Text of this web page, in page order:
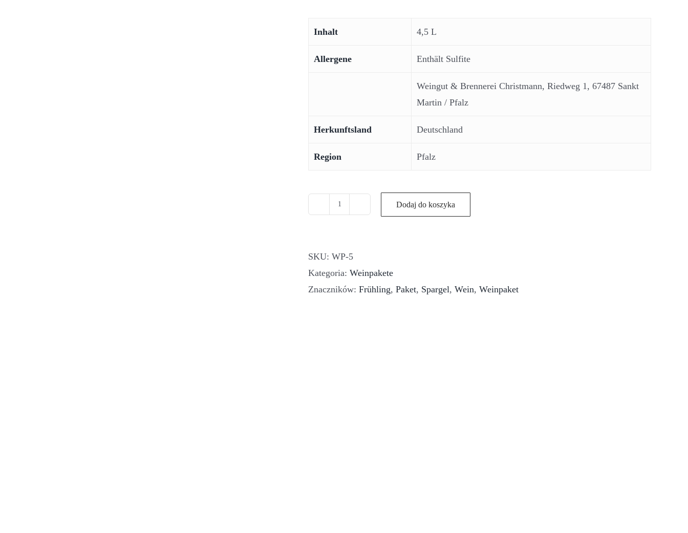
Inhalt 4,5 L
Allergene Enthält Sulfite
Weingut & Brennerei Christmann, Riedweg 1, 67487 Sankt
Martin / Pfalz
Herkunftsland Deutschland
Region Pfalz
Dodaj do koszyka
SKU: WP-5
Kategoria: Weinpakete
Znaczników: Frühling, Paket, Spargel, Wein, Weinpaket